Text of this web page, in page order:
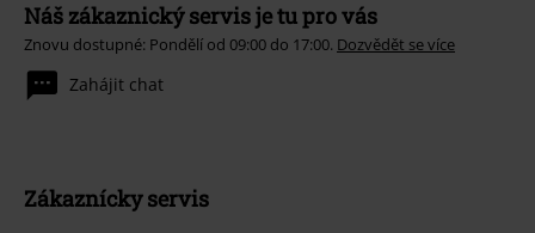
Náš zákaznický servis je tu pro vás
Znovu dostupné: Pondělí od 09:00 do 17:00. Dozvědět se více
Zahájit chat
Zákaznícky servis